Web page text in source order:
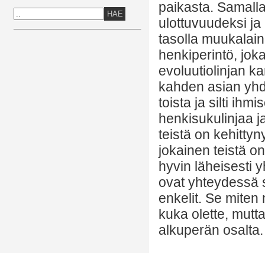
HAE
paikasta.
ulottuvuudeksi
tasolla
henkiperintö,
evoluutiolinjan
kahden asian
toista ja silti
henkisukulinjaa
teistä on
jokainen teistä
hyvin läheisesti
ovat yhteydessä
enkelit. Se miten
kuka olette,
alkuperän osalta.